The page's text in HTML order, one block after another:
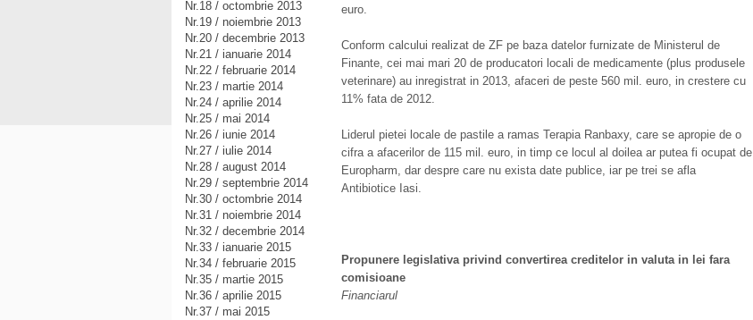
euro.
Conform calcului realizat de ZF pe baza datelor furnizate de Ministerul de
Finante, cei mai mari 20 de producatori locali de medicamente (plus produsele
veterinare) au inregistrat in 2013, afaceri de peste 560 mil. euro, in crestere cu
11% fata de 2012.
Liderul pietei locale de pastile a ramas Terapia Ranbaxy, care se apropie de o
cifra a afacerilor de 115 mil. euro, in timp ce locul al doilea ar putea fi ocupat de
Europharm, dar despre care nu exista date publice, iar pe trei se afla
Antibiotice Iasi.
Propunere legislativa privind convertirea creditelor in valuta in lei fara
comisioane
Financiarul
Nr.18 / octombrie 2013
Nr.19 / noiembrie 2013
Nr.20 / decembrie 2013
Nr.21 / ianuarie 2014
Nr.22 / februarie 2014
Nr.23 / martie 2014
Nr.24 / aprilie 2014
Nr.25 / mai 2014
Nr.26 / iunie 2014
Nr.27 / iulie 2014
Nr.28 / august 2014
Nr.29 / septembrie 2014
Nr.30 / octombrie 2014
Nr.31 / noiembrie 2014
Nr.32 / decembrie 2014
Nr.33 / ianuarie 2015
Nr.34 / februarie 2015
Nr.35 / martie 2015
Nr.36 / aprilie 2015
Nr.37 / mai 2015